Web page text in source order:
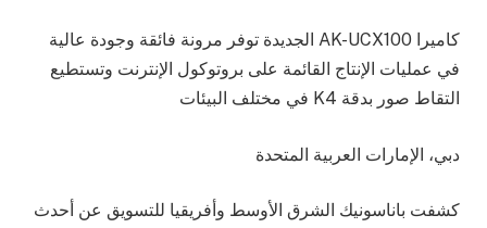
كاميرا AK-UCX100 الجديدة توفر مرونة فائقة وجودة عالية
في عمليات الإنتاج القائمة على بروتوكول الإنترنت وتستطيع
التقاط صور بدقة K4 في مختلف البيئات
دبي، الإمارات العربية المتحدة
كشفت باناسونيك الشرق الأوسط وأفريقيا للتسويق عن أحدث